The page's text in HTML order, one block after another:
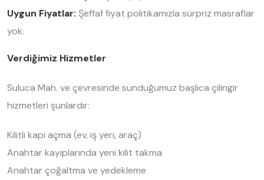
Uygun Fiyatlar: Şeffaf fiyat politikamızla sürpriz masraflar
yok.
Verdiğimiz Hizmetler
Suluca Mah. ve çevresinde sunduğumuz başlıca çilingir
hizmetleri şunlardır:
Kilitli kapı açma (ev, iş yeri, araç)
Anahtar kayıplarında yeni kilit takma
Anahtar çoğaltma ve yedekleme